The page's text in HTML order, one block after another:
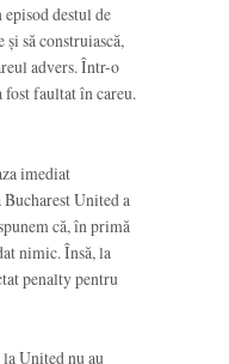
destul de
și să construiască,
advers. Într-o
fost faultat în careu.
imediat
United a
că, în primă
nimic. Însă, la
penalty pentru
United nu au